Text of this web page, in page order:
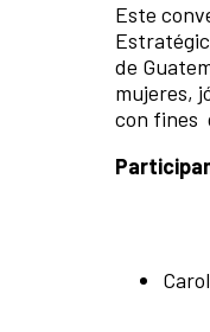
Este
de
mujeres,
con fines